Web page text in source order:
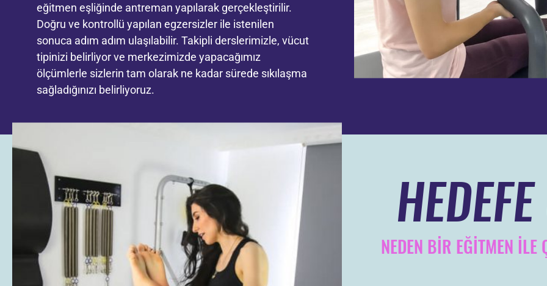
eğitmen eşliğinde antreman yapılarak gerçekleştirilir.
Doğru ve kontrollü yapılan egzersizler ile istenilen
sonuca adım adım ulaşılabilir. Takipli derslerimizle, vücut
tipinizi belirliyor ve merkezimizde yapacağımız
ölçümlerle sizlerin tam olarak ne kadar sürede sıkılaşma
sağladığınızı belirliyoruz.
NEDEN BİR EĞİTMEN